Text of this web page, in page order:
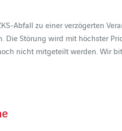
Abfall zu einer verzögerten
Die Störung wird mit höchster
nicht mitgeteilt werden. Wir